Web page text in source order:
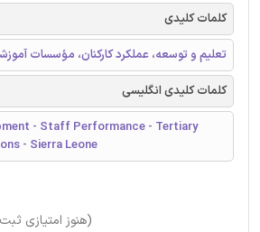
کلمات کلیدی
تعلیم و توسعه، عملکرد کارکنان، مؤسسات
کلمات کلیدی انگلیسی
- Staff Performance - Tertiary
- Sierra Leone
(هنوز امتیازی